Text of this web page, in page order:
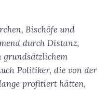
Bischöfe und
durch Distanz,
grundsätzlichem
Politiker, die von der
profitiert hätten,